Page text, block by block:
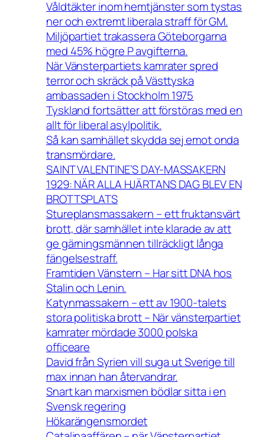
Våldtäkter inom hemtjänster som tystas
ner och extremt liberala straff för GM.
Miljöpartiet trakassera Göteborgarna
med 45% högre P avgifterna.
När Vänsterpartiets kamrater spred
terror och skräck på Västtyska
ambassaden i Stockholm 1975
Tyskland fortsätter att förstöras med en
allt för liberal asylpolitik.
Så kan samhället skydda sej emot onda
transmördare.
SAINT VALENTINE’S DAY-MASSAKERN
1929: NÄR ALLA HJÄRTANS DAG BLEV EN
BROTTSPLATS
Stureplansmassakern – ett fruktansvärt
brott, där samhället inte klarade av att
ge gärningsmännen tillräckligt långa
fängelsestraff.
Framtiden Vänstern – Har sitt DNA hos
Stalin och Lenin.
Katynmassakern – ett av 1900-talets
stora politiska brott – När vänsterpartiet
kamrater mördade 3000 polska
officeare
David från Syrien vill suga ut Sverige till
max innan han återvandrar.
Snart kan marxismen bödlar sitta i en
Svensk regering
Hökarängensmordet